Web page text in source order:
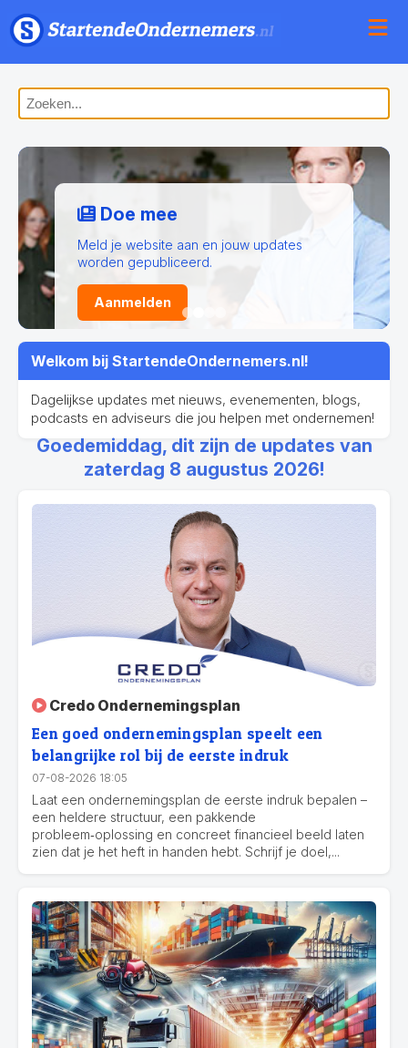
Doe mee
Meld je website aan en jouw updates
worden gepubliceerd.
Aanmelden
Welkom bij StartendeOndernemers.nl!
Dagelijkse updates met nieuws, evenementen, blogs,
podcasts en adviseurs die jou helpen met ondernemen!
Goedemiddag, dit zijn de updates van
zaterdag 8 augustus 2026!
Credo Ondernemingsplan
Een goed ondernemingsplan speelt een
belangrijke rol bij de eerste indruk
07-08-2026 18:05
Laat een ondernemingsplan de eerste indruk bepalen –
een heldere structuur, een pakkende
probleem‑oplossing en concreet financieel beeld laten
zien dat je het heft in handen hebt. Schrijf je doel,...